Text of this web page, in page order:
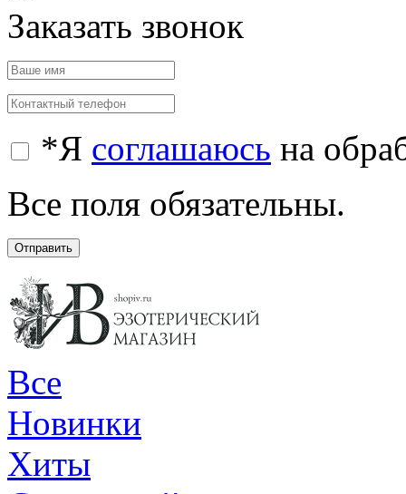
Заказать звонок
*Я соглашаюсь на
Все поля обязательны.
Отправить
Все
Новинки
Хиты